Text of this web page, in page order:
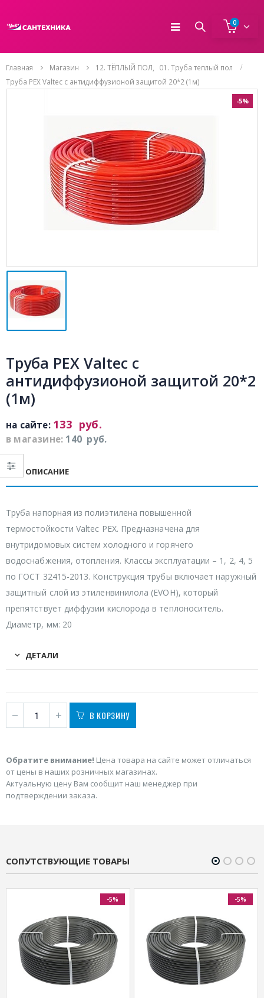
0
Главная Магазин 12. ТЁПЛЫЙ ПОЛ
01. Труба теплый пол
Труба PEX Valtec c антидиффузионой защитой 20*2 (1м)
-5%
Труба PEX Valtec c
антидиффузионой защитой 20*2
(1м)
в магазине: 140 руб.
на сайте: 133 руб.
ОПИСАНИЕ
Труба напорная из полиэтилена повышенной
термостойкости Valtec PEX. Предназначена для
внутридомовых систем холодного и горячего
водоснабжения, отопления. Классы эксплуатации – 1, 2, 4, 5
по ГОСТ 32415-2013. Конструкция трубы включает наружный
защитный слой из этиленвинилола (EVOH), который
препятствует диффузии кислорода в теплоноситель.
Диаметр, мм: 20
ДЕТАЛИ
В КОРЗИНУ
Обратите внимание! Цена товара на сайте может отличаться
от цены в наших розничных магазинах.
Актуальную цену Вам сообщит наш менеджер при
подтверждении заказа.
СОПУТСТВУЮЩИЕ ТОВАРЫ